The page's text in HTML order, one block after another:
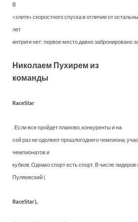
В
«элите» скоростного спуска в отличие от
лет
интриги нет: первое место давно забронировано
Николаем Пухирем из
команды
RaceStar
. Если все пройдет планово, конкуренты и на
сей раз не одолеют прошлогоднего чемпиона,
чемпионатов и
кубков. Однако спорт есть спорт. В числе
Пуляевский (
RaceStar),